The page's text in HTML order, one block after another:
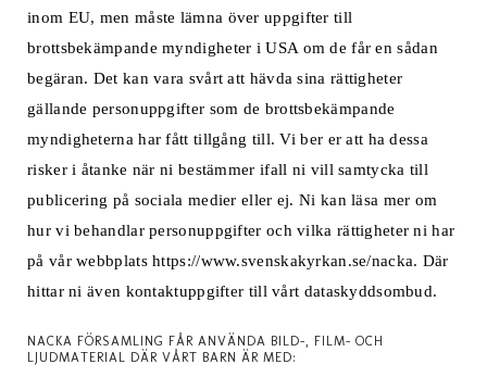
inom EU, men måste lämna över uppgifter till
brottsbekämpande myndigheter i USA om de får en sådan
begäran. Det kan vara svårt att hävda sina rättigheter
gällande personuppgifter som de brottsbekämpande
myndigheterna har fått tillgång till. Vi ber er att ha dessa
risker i åtanke när ni bestämmer ifall ni vill samtycka till
publicering på sociala medier eller ej. Ni kan läsa mer om
hur vi behandlar personuppgifter och vilka rättigheter ni har
på vår webbplats https://www.svenskakyrkan.se/nacka. Där
hittar ni även kontaktuppgifter till vårt dataskyddsombud.
NACKA FÖRSAMLING FÅR ANVÄNDA BILD-, FILM- OCH
LJUDMATERIAL DÄR VÅRT BARN ÄR MED: